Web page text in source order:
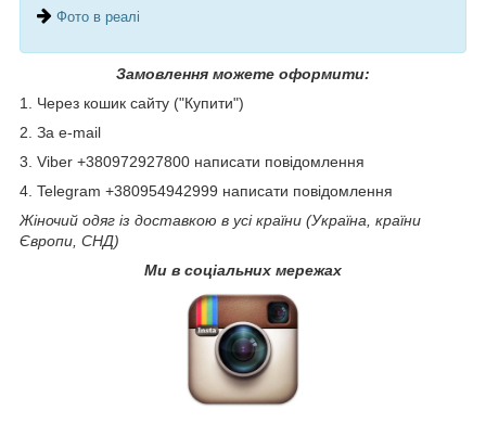
Фото в реалі
Замовлення можете оформити:
1. Через кошик сайту ("Купити")
2. За e-mail
3. Viber +380972927800 написати повідомлення
4. Telegram +380954942999 написати повідомлення
Жіночий одяг із доставкою в усі країни (Україна, країни
Європи, СНД)
Ми в соціальних мережах